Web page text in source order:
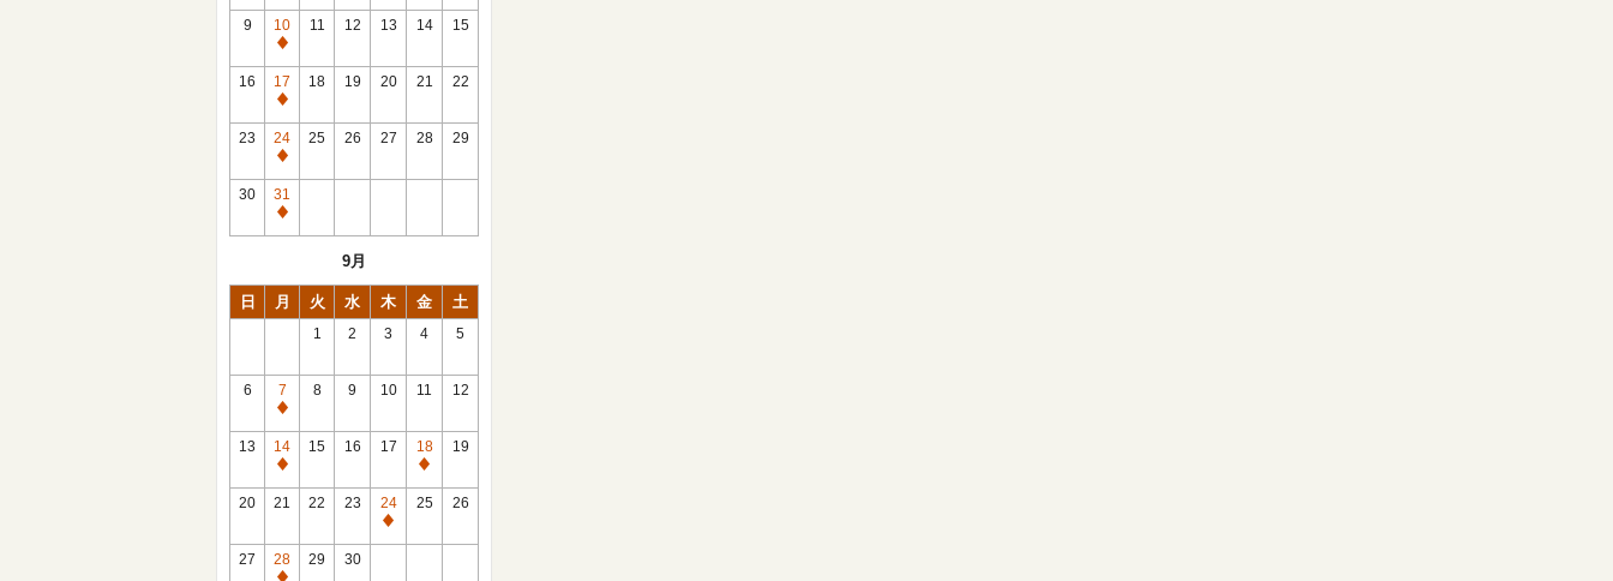
館
日
9
10
休
館
日
11 12 13 14 15
16
17
休
館
日
18 19 20 21 22
23
24
休
館
日
25 26 27 28 29
30
31
休
9月
日 月 火 水 木 金 土
1 2 3 4 5
6
7
休
館
日
8 9 10 11 12
13
14
休
館
15 16 17
18
休
館
19
20 21 22 23
24
休
25 26
27
28
29 30